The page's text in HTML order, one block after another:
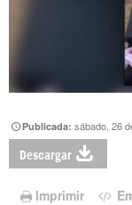
Publicada:sábado, 26
Descargar
Imprimir